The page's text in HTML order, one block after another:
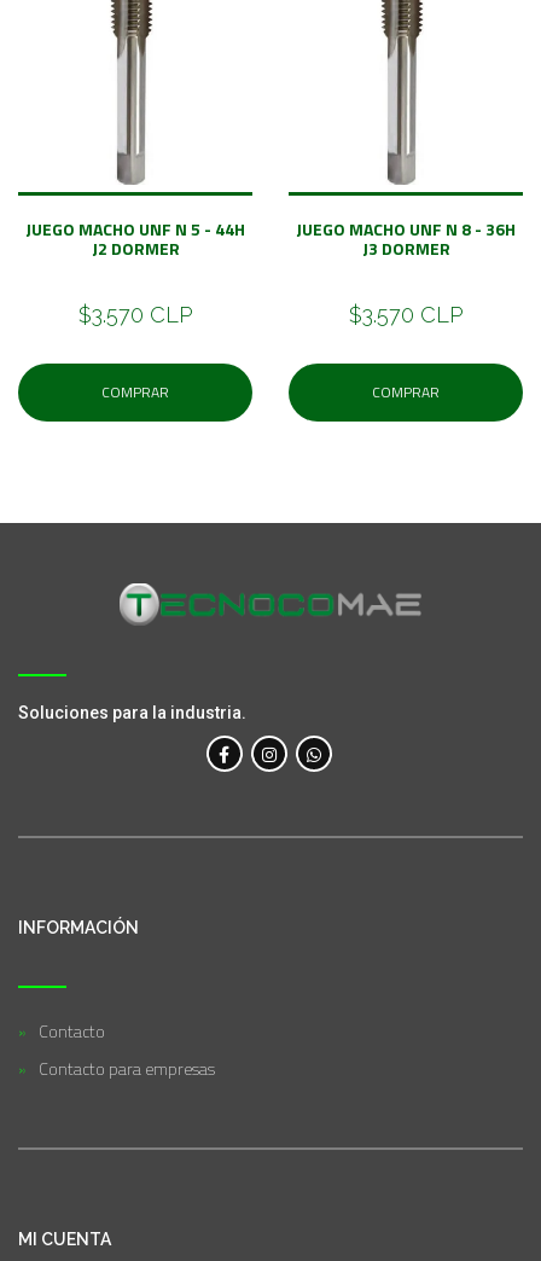
JUEGO MACHO UNF N 5 - 44H
J2 DORMER
$3.570 CLP
COMPRAR
JUEGO MACHO UNF N 8 - 36H
J3 DORMER
$3.570 CLP
COMPRAR
Soluciones para la industria.
INFORMACIÓN
Contacto
Contacto para empresas
MI CUENTA